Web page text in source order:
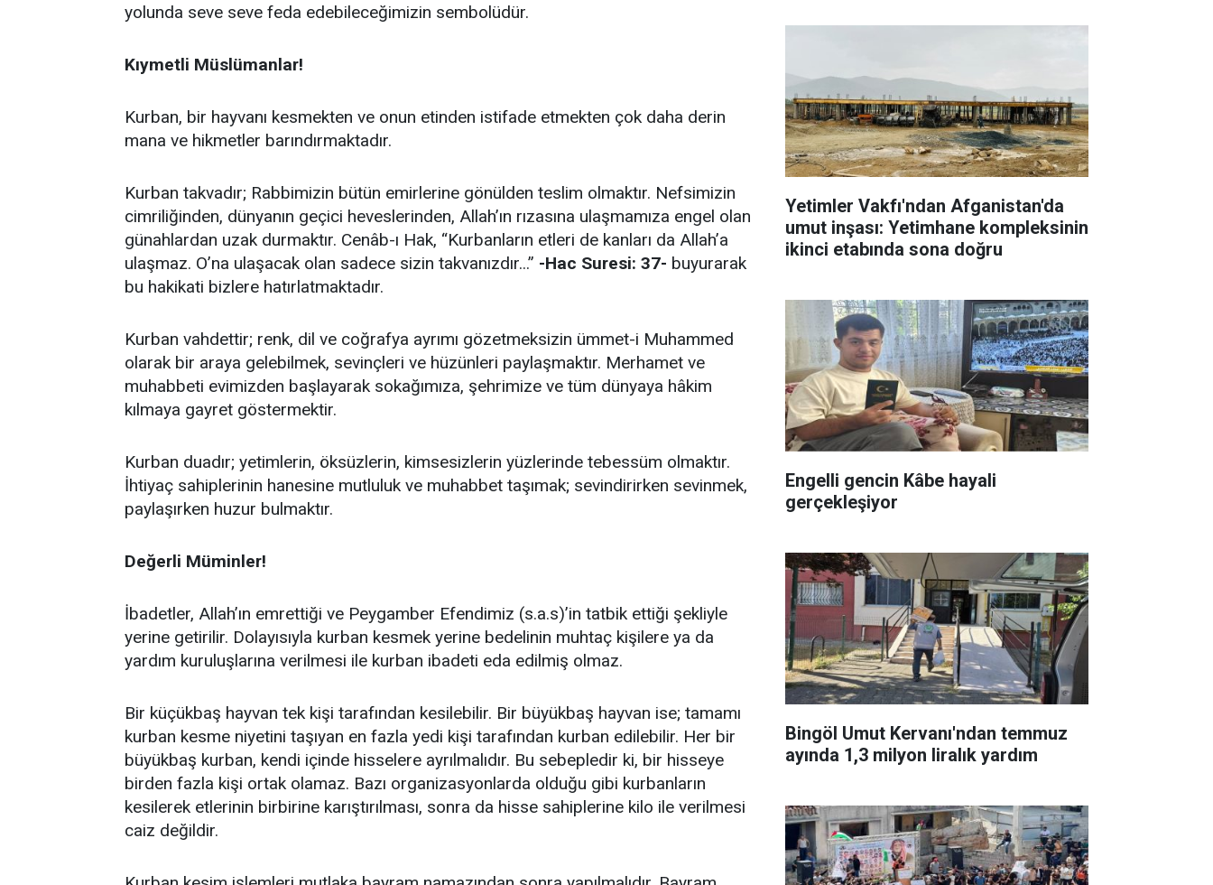
yolunda seve seve feda edebileceğimizin sembolüdür.
Kıymetli Müslümanlar!
Kurban, bir hayvanı kesmekten ve onun etinden istifade etmekten çok daha derin
mana ve hikmetler barındırmaktadır.
Kurban takvadır; Rabbimizin bütün emirlerine gönülden teslim olmaktır. Nefsimizin
cimriliğinden, dünyanın geçici heveslerinden, Allah’ın rızasına ulaşmamıza engel olan
günahlardan uzak durmaktır. Cenâb-ı Hak, “Kurbanların etleri de kanları da Allah’a
ulaşmaz. O’na ulaşacak olan sadece sizin takvanızdır...” -Hac Suresi: 37- buyurarak
bu hakikati bizlere hatırlatmaktadır.
Kurban vahdettir; renk, dil ve coğrafya ayrımı gözetmeksizin ümmet-i Muhammed
olarak bir araya gelebilmek, sevinçleri ve hüzünleri paylaşmaktır. Merhamet ve
muhabbeti evimizden başlayarak sokağımıza, şehrimize ve tüm dünyaya hâkim
kılmaya gayret göstermektir.
Kurban duadır; yetimlerin, öksüzlerin, kimsesizlerin yüzlerinde tebessüm olmaktır.
İhtiyaç sahiplerinin hanesine mutluluk ve muhabbet taşımak; sevindirirken sevinmek,
paylaşırken huzur bulmaktır.
Değerli Müminler!
İbadetler, Allah’ın emrettiği ve Peygamber Efendimiz (s.a.s)’in tatbik ettiği şekliyle
yerine getirilir. Dolayısıyla kurban kesmek yerine bedelinin muhtaç kişilere ya da
yardım kuruluşlarına verilmesi ile kurban ibadeti eda edilmiş olmaz.
Bir küçükbaş hayvan tek kişi tarafından kesilebilir. Bir büyükbaş hayvan ise; tamamı
kurban kesme niyetini taşıyan en fazla yedi kişi tarafından kurban edilebilir. Her bir
büyükbaş kurban, kendi içinde hisselere ayrılmalıdır. Bu sebepledir ki, bir hisseye
birden fazla kişi ortak olamaz. Bazı organizasyonlarda olduğu gibi kurbanların
kesilerek etlerinin birbirine karıştırılması, sonra da hisse sahiplerine kilo ile verilmesi
caiz değildir.
Yetimler Vakfı'ndan Afganistan'da
umut inşası: Yetimhane kompleksinin
ikinci etabında sona doğru
Engelli gencin Kâbe hayali
gerçekleşiyor
Bingöl Umut Kervanı'ndan temmuz
ayında 1,3 milyon liralık yardım